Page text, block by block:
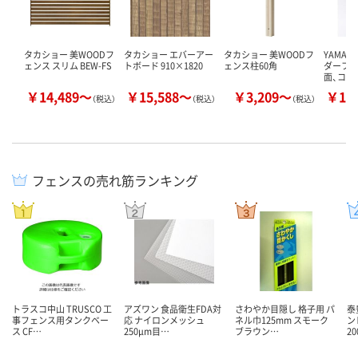
タカショー 美WOODフ
ェンス スリム BEW-FS
￥14,489～（税込）
タカショー エバーアー
トボード 910×1820
￥15,588～（税込）
タカショー 美WOODフ
ェンス柱60角
￥3,209～（税込）
ダーフ
面、コ
￥
フェンスの売れ筋ランキング
トラスコ中山 TRUSCO 工
事フェンス用タンクベー
ス CF…
アズワン 食品衛生FDA対
応 ナイロンメッシュ
250μm目…
さわやか目隠し 格子用 パ
ネル巾125mm スモーク
ブラウン…
泰